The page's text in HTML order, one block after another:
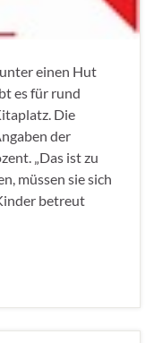
unter einen Hut
es für rund
Die
der
„Das ist zu
müssen sie sich
betreut